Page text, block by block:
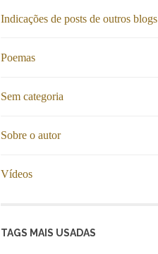
Indicações de posts de outros blogs
Poemas
Sem categoria
Sobre o autor
Vídeos
TAGS MAIS USADAS